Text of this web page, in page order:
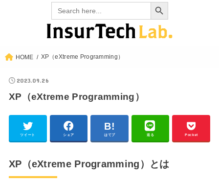
Search
for:
HOME XP（eXtreme Programming）
2023.09.26
XP（eXtreme Programming）
ツイート シェア はてブ 送る Pocket
XP（eXtreme Programming）とは